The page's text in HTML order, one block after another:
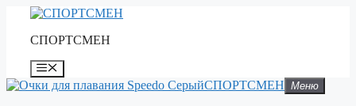
Перейти
содержимому
СПОРТСМЕН
Меню
СПОРТСМЕН Меню